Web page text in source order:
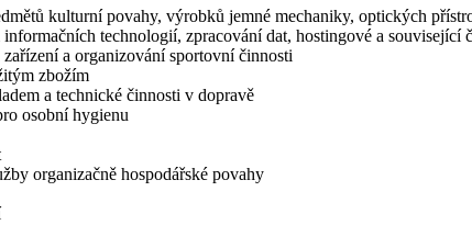
kulturní povahy, výrobků jemné mechaniky, optických
technologií, zpracování dat, hostingové a související
a organizování sportovní činnosti
zbožím
a technické činnosti v dopravě
osobní hygienu
organizačně hospodářské povahy